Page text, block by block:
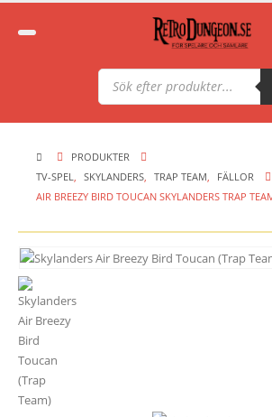
Produktsökning
PRODUKTER
TV-SPEL
SKYLANDERS TRAP TEAM
FÄLLOR
AIR BREEZY BIRD TOUCAN SKYLANDERS TRAP